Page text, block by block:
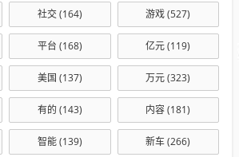
社交(164) 游戏(527)
平台 (168) 亿元(119)
美国 (137) 万元(323)
有的 (143) 内容(181)
智能(139) 新车(266)